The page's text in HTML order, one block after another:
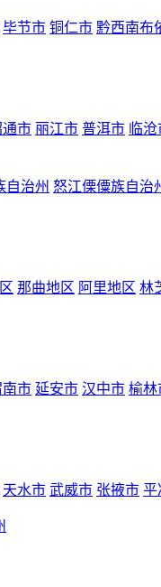
毕节市 铜仁市 黔西南布
通市 丽江市 普洱市 临
自治州 怒江傈僳族自治
那曲地区 阿里地区 林
南市 延安市 汉中市 榆林
天水市 武威市 张掖市 平